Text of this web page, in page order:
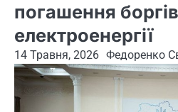
погашення
електроенергії
14 Травня, 2026 Федоренко